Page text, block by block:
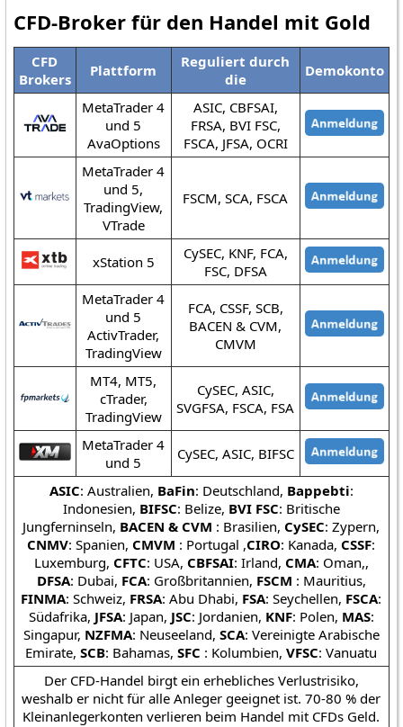
CFD-Broker für den Handel mit Gold
CFD
Brokers
Plattform
Reguliert durch
die
Demokonto
MetaTrader 4
und 5
AvaOptions
ASIC, CBFSAI,
FRSA, BVI FSC,
FSCA, JFSA, OCRI
MetaTrader 4
und 5,
TradingView,
VTrade
FSCM, SCA, FSCA
xStation 5
CySEC, KNF, FCA,
FSC, DFSA
MetaTrader 4
und 5
ActivTrader,
TradingView
FCA, CSSF, SCB,
BACEN & CVM,
CMVM
MT4, MT5,
cTrader,
TradingView
CySEC, ASIC,
SVGFSA, FSCA, FSA
MetaTrader 4
und 5
CySEC, ASIC, BIFSC
ASIC: Australien, BaFin: Deutschland, Bappebti:
Indonesien, BIFSC: Belize, BVI FSC: Britische
Jungferninseln, BACEN & CVM : Brasilien, CySEC: Zypern,
CNMV: Spanien, CMVM : Portugal ,CIRO: Kanada, CSSF:
Luxemburg, CFTC: USA, CBFSAI: Irland, CMA: Oman,,
DFSA: Dubai, FCA: Großbritannien, FSCM : Mauritius,
FINMA: Schweiz, FRSA: Abu Dhabi, FSA: Seychellen, FSCA:
Südafrika, JFSA: Japan, JSC: Jordanien, KNF: Polen, MAS:
Singapur, NZFMA: Neuseeland, SCA: Vereinigte Arabische
Emirate,SCB: Bahamas,SFC : Kolumbien,VFSC: Vanuatu
Der CFD-Handel birgt ein erhebliches Verlustrisiko,
weshalb er nicht für alle Anleger geeignet ist. 70-80 % der
Kleinanlegerkonten verlieren beim Handel mit CFDs Geld.